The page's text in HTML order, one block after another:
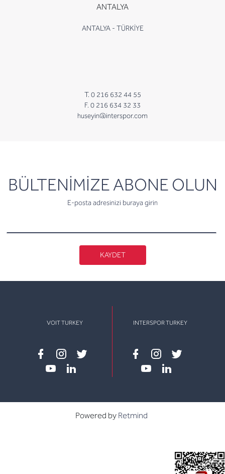
ANTALYA
ANTALYA - TÜRKİYE
T. 0 216 632 44 55
F. 0 216 634 32 33
huseyin@interspor.com
BÜLTENİMİZE ABONE OLUN
E-posta adresinizi buraya girin
newsletter
KAYDET
VOIT TURKEY
Facebook
instagram
twitter
INTERSPOR TURKEY
Facebook
instagram
twitter
Powered by Retmind